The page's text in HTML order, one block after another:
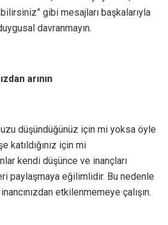
gibi mesajları başkalarıyla
davranmayın.
arının
düşündüğünüz için mi yoksa öyle
katıldığınız için mi
kendi düşünce ve inançları
paylaşmaya eğilimlidir. Bu nedenle
etkilenmemeye çalışın.